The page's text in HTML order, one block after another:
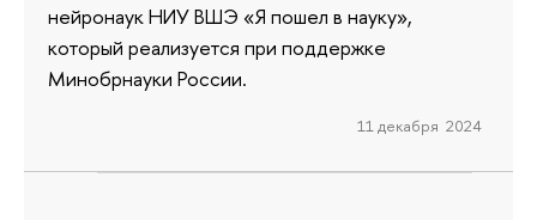
нейронаук НИУ ВШЭ «Я пошел в науку»,
который реализуется при поддержке
Минобрнауки России.
11 декабря 2024